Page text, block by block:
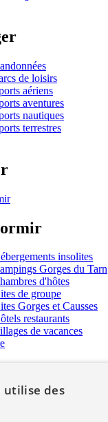
de loisirs
aériens
aventures
nautiques
terrestres
insolites
Gorges du Tarn
d'hôtes
de groupe
Gorges et Causses
restaurants
de vacances
utilise des